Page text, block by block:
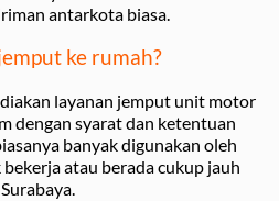
antarkota biasa.
ke rumah?
layanan jemput unit motor
dengan syarat dan ketentuan
banyak digunakan oleh
atau berada cukup jauh